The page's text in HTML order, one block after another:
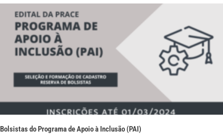
Bolsistas do Programa de Apoio à Inclusão (PAI)